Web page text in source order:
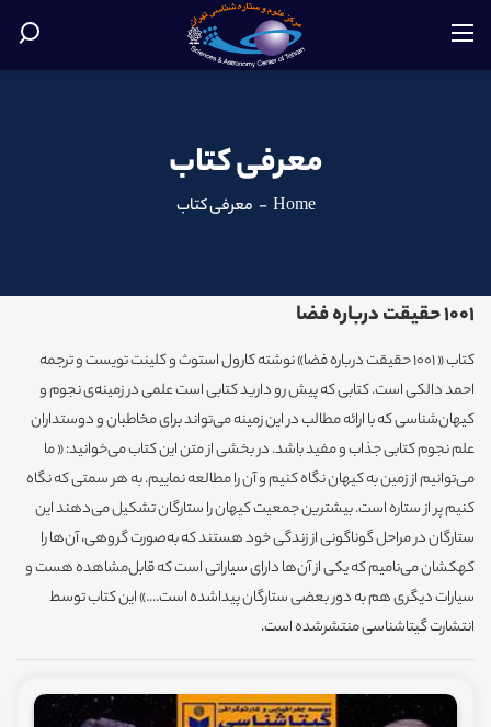
معرفی کتاب
Home
- معرفی کتاب
1001 حقیقت درباره فضا
کتاب « 1001 حقیقت درباره فضا» نوشته کارول استوث و کلینت تویست و ترجمه
احمد دالکی است. کتابی که پیش رو دارید کتابی است علمی در زمینه‌ی نجوم و
کیهان‌شناسی که با ارائه مطالب در این زمینه می‌تواند برای مخاطبان و دوستداران
علم نجوم کتابی جذاب و مفید باشد. در بخشی از متن این کتاب می‌خوانید: « ما
می‌توانیم از زمین به کیهان نگاه کنیم و آن را مطالعه نماییم. به هر سمتی که نگاه
کنیم پر از ستاره است. بیشترین جمعیت کیهان را ستارگان تشکیل می‌دهند این
ستارگان در مراحل گوناگونی از زندگی خود هستند که به‌صورت گروهی، آن‌ها را
کهکشان می‌نامیم که یکی از آن‌ها دارای سیاراتی است که قابل‌مشاهده هست و
سیارات دیگری هم به دور بعضی ستارگان پیداشده است....» این کتاب توسط
انتشارت گیتاشناسی منتشرشده است.